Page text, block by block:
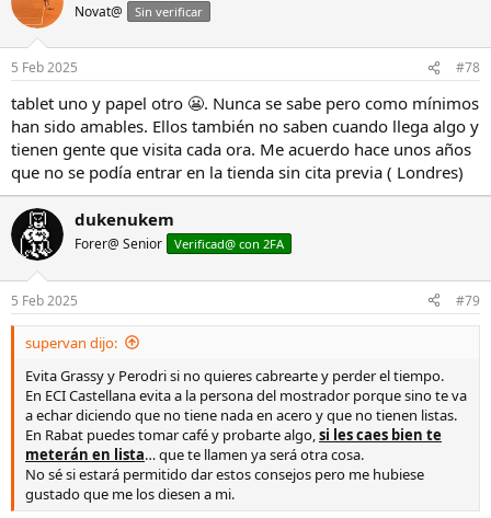
Novat@ Sin verificar
5 Feb 2025 #78
tablet uno y papel otro 😬. Nunca se sabe pero como mínimos
han sido amables. Ellos también no saben cuando llega algo y
tienen gente que visita cada ora. Me acuerdo hace unos años
que no se podía entrar en la tienda sin cita previa ( Londres)
dukenukem
Forer@ Senior Verificad@ con 2FA
5 Feb 2025 #79
supervan dijo:
Evita Grassy y Perodri si no quieres cabrearte y perder el tiempo.
En ECI Castellana evita a la persona del mostrador porque sino te va
a echar diciendo que no tiene nada en acero y que no tienen listas.
En Rabat puedes tomar café y probarte algo, si les caes bien te
meterán en lista… que te llamen ya será otra cosa.
No sé si estará permitido dar estos consejos pero me hubiese
gustado que me los diesen a mi.